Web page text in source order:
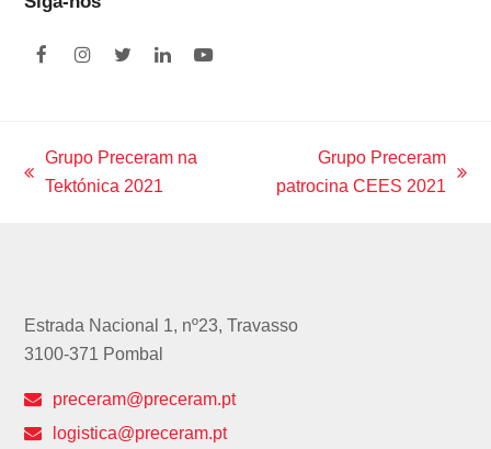
F
o
o
k
I
g
r
a
T
e
r
L
d
n
Y
previous
Grupo Preceram na
Tektónica 2021
next
Grupo Preceram
patrocina CEES 2021
Estrada Nacional 1, nº23, Travasso
3100-371 Pombal
preceram@preceram.pt
logistica@preceram.pt